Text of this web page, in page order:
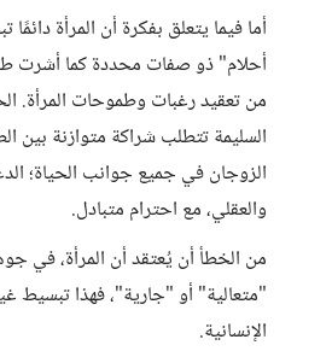
أما فيما يتعلق بفكرة أن المرأة
أحلام" ذو صفات محددة كما أشرت
من تعقيد رغبات وطموحات المرأة.
السليمة تتطلب شراكة متوازنة بين
الزوجان في جميع جوانب الحياة؛
والعقلي، مع احترام متبادل.
من الخطأ أن يُعتقد أن المرأة، في
"متعالية" أو "جارية"، فهذا تبسيط
الإنسانية.